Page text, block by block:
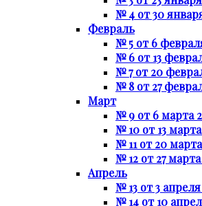
№ 4 от 30
Февраль
№ 5 от 6
№ 6 от 13
№ 7 от 20
№ 8 от 27
Март
№ 9 от 6 марта
№ 10 от 13 марта
№ 11 от 20 марта
№ 12 от 27 марта
Апрель
№ 13 от 3 апреля
№ 14 от 10